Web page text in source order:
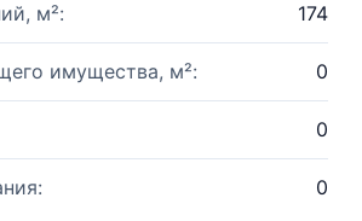
м²: 174
имущества, м²: 0
0
0